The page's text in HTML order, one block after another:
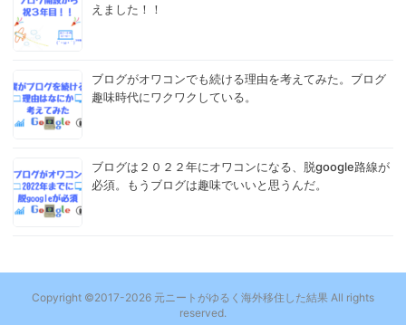
えました！！
ブログがオワコンでも続ける理由を考えてみた。ブログ
趣味時代にワクワクしている。
ブログは２０２２年にオワコンになる、脱google路線が
必須。もうブログは趣味でいいと思うんだ。
Copyright ©2017-2026 元ニートがゆるく海外移住した結果 All rights
reserved.